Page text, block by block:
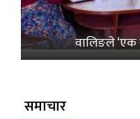
वालिङले ‘एक
समाचार